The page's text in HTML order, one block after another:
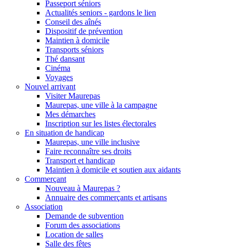
Passeport séniors
Actualités seniors - gardons le lien
Conseil des aînés
Dispositif de prévention
Maintien à domicile
Transports séniors
Thé dansant
Cinéma
Voyages
Nouvel arrivant
Visiter Maurepas
Maurepas, une ville à la campagne
Mes démarches
Inscription sur les listes électorales
En situation de handicap
Maurepas, une ville inclusive
Faire reconnaître ses droits
Transport et handicap
Maintien à domicile et soutien aux aidants
Commerçant
Nouveau à Maurepas ?
Annuaire des commerçants et artisans
Association
Demande de subvention
Forum des associations
Location de salles
Salle des fêtes